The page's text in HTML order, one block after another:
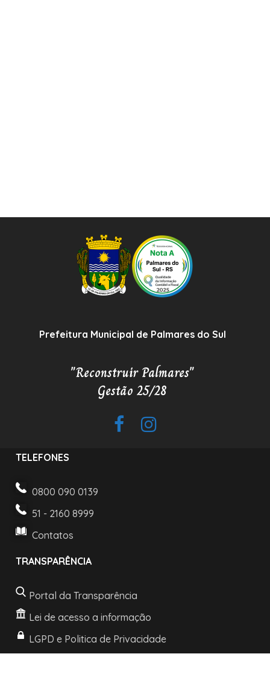
Prefeitura Municipal de Palmares do Sul
"Reconstruir Palmares"
Gestão 25/28
TELEFONES
0800 090 0139
51 - 2160 8999
Contatos
TRANSPARÊNCIA
Portal da Transparência
Lei de acesso a informação
LGPD e Politica de Privacidade